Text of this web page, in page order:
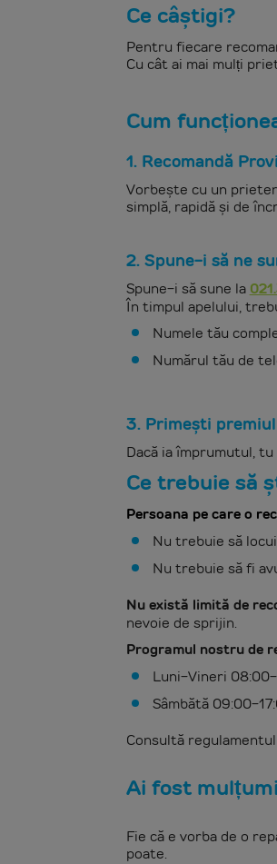
Ce câștigi?
Pentru fiecare
Cu cât ai mai mulți
Cum
1. Recomandă
Vorbește cu un
simplă, rapidă și de
2. Spune-i să ne
Spune-i să sune la
În timpul apelului,
Numele tău
Numărul tău de
3. Primești premiul
Dacă ia împrumutul,
Ce trebuie să
Persoana pe care o
Nu trebuie să
Nu trebuie să fi
Nu există limită de
nevoie de sprijin.
Programul nostru de
Luni-Vineri
Sâmbătă 09:00-
Consultă
Ai fost
Fie că e vorba de o
poate.